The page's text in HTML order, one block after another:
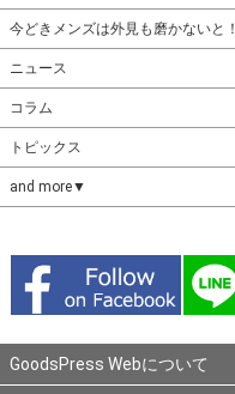
今どきメンズは外見も磨かないと！
ニュース
コラム
トピックス
and more▼
GoodsPress Webについて